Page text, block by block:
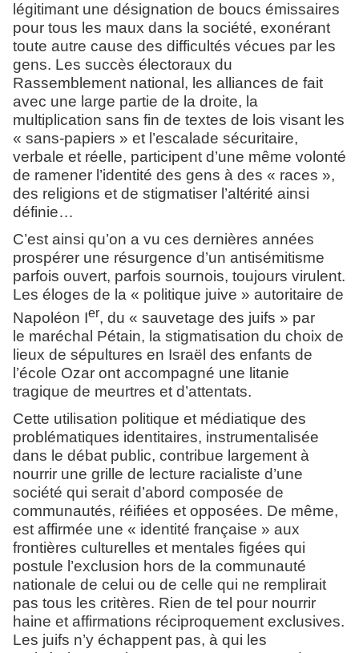
légitimant une désignation de boucs émissaires
pour tous les maux dans la société, exonérant
toute autre cause des difficultés vécues par les
gens. Les succès électoraux du
Rassemblement national, les alliances de fait
avec une large partie de la droite, la
multiplication sans fin de textes de lois visant les
« sans-papiers » et l’escalade sécuritaire,
verbale et réelle, participent d’une même volonté
de ramener l’identité des gens à des « races »,
des religions et de stigmatiser l’altérité ainsi
définie…
C’est ainsi qu’on a vu ces dernières années
prospérer une résurgence d’un antisémitisme
parfois ouvert, parfois sournois, toujours virulent.
Les éloges de la « politique juive » autoritaire de
Napoléon Ier, du « sauvetage des juifs » par
le maréchal Pétain, la stigmatisation du choix de
lieux de sépultures en Israël des enfants de
l’école Ozar ont accompagné une litanie
tragique de meurtres et d’attentats.
Cette utilisation politique et médiatique des
problématiques identitaires, instrumentalisée
dans le débat public, contribue largement à
nourrir une grille de lecture racialiste d’une
société qui serait d’abord composée de
communautés, réifiées et opposées. De même,
est affirmée une « identité française » aux
frontières culturelles et mentales figées qui
postule l’exclusion hors de la communauté
nationale de celui ou de celle qui ne remplirait
pas tous les critères. Rien de tel pour nourrir
haine et affirmations réciproquement exclusives.
Les juifs n’y échappent pas, à qui les